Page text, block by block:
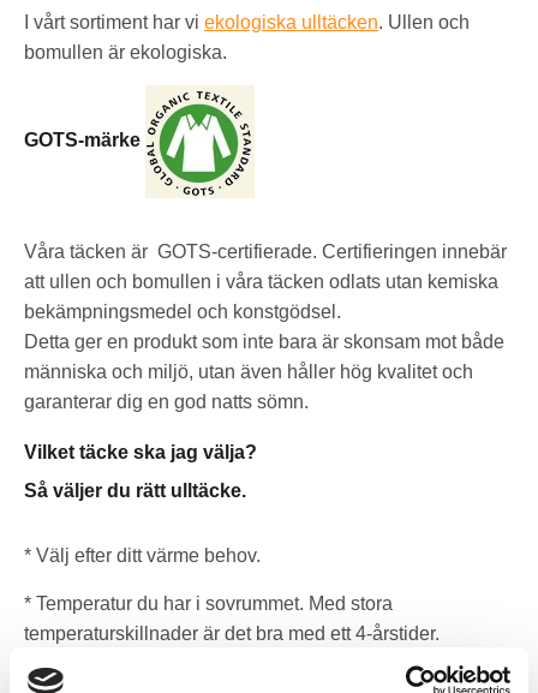
I vårt sortiment har vi ekologiska ulltäcken. Ullen och
bomullen är ekologiska.
GOTS-märke
Våra täcken är GOTS-certifierade. Certifieringen innebär
att ullen och bomullen i våra täcken odlats utan kemiska
bekämpningsmedel och konstgödsel.
Detta ger en produkt som inte bara är skonsam mot både
människa och miljö, utan även håller hög kvalitet och
garanterar dig en god natts sömn.
Vilket täcke ska jag välja?
Så väljer du rätt ulltäcke.
* Välj efter ditt värme behov.
* Temperatur du har i sovrummet. Med stora
temperaturskillnader är det bra med ett 4-årstider.
* Storleken, en eller två persons.